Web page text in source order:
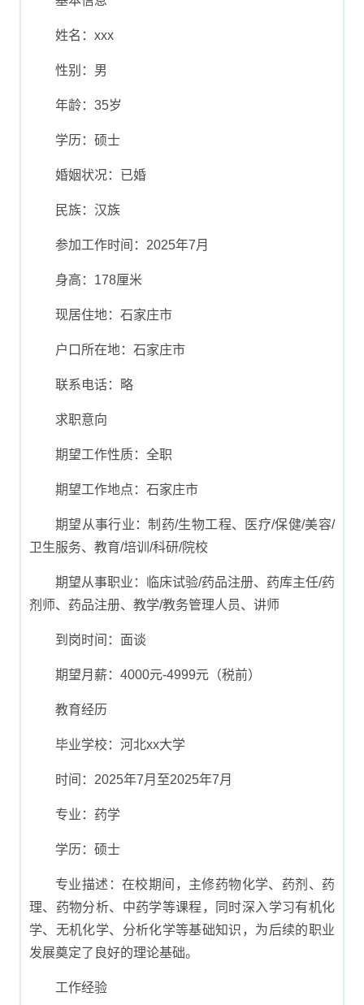
姓名：xxx
性别：男
年龄：35岁
学历：硕士
婚姻状况：已婚
民族：汉族
参加工作时间：2025年7月
身高：178厘米
现居住地：石家庄市
户口所在地：石家庄市
联系电话：略
求职意向
期望工作性质：全职
期望工作地点：石家庄市
期望从事行业：制药/生物工程、医疗/保健/美容/
卫生服务、教育/培训/科研/院校
期望从事职业：临床试验/药品注册、药库主任/药
剂师、药品注册、教学/教务管理人员、讲师
到岗时间：面谈
期望月薪：4000元-4999元（税前）
教育经历
毕业学校：河北xx大学
时间：2025年7月至2025年7月
专业：药学
学历：硕士
专业描述：在校期间，主修药物化学、药剂、药
理、药物分析、中药学等课程，同时深入学习有机化
学、无机化学、分析化学等基础知识，为后续的职业
发展奠定了良好的理论基础。
工作经验